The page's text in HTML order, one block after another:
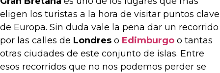
eligen los turistas a la hora de visitar puntos clave
de Europa. Sin duda vale la pena dar un recorrido
por las calles de Londres o Edimburgo o tantas
otras ciudades de este conjunto de islas. Entre
esos recorridos que no nos podemos perder se